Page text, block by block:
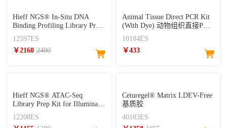
Hieff NGS® In-Situ DNA
Binding Profiling Library Prep
Kit for Illumina® V2
CUT&Tag试剂盒（单靶标）
12597ES
￥2160 2400
Animal Tissue Direct PCR Kit
(With Dye) 动物组织直接PCR
试剂盒
10184ES
￥433
Hieff NGS® ATAC-Seq
Library Prep Kit for Illumina®
ATAC建库试剂盒
12208ES
Ceturegel® Matrix LDEV-Free
基质胶
40183ES